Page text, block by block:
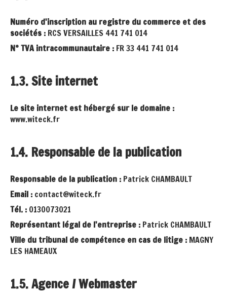
Numéro d'inscription au registre du commerce et des
sociétés : RCS VERSAILLES 441 741 014
N° TVA intracommunautaire : FR 33 441 741 014
1.3. Site internet
Le site internet est hébergé sur le domaine :
www.witeck.fr
1.4. Responsable de la publication
Responsable de la publication : Patrick CHAMBAULT
Email : contact@witeck.fr
Tél. : 0130073021
Représentant légal de l'entreprise : Patrick CHAMBAULT
Ville du tribunal de compétence en cas de litige : MAGNY
LES HAMEAUX
1.5. Agence / Webmaster